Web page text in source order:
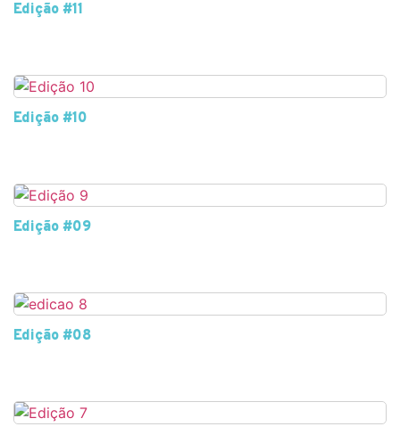
Edição #11
Edição #10
Edição #09
Edição #08